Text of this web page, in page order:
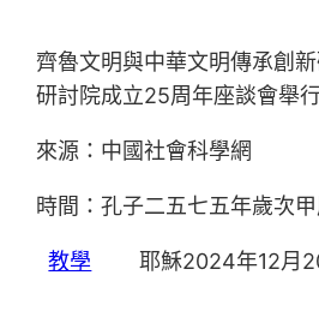
齊魯文明與中華文明傳承創
研討院成立25周年座談會舉
來源：中國社會科學網
時間：孔子二五七五年歲次
教學 耶穌2024年12月